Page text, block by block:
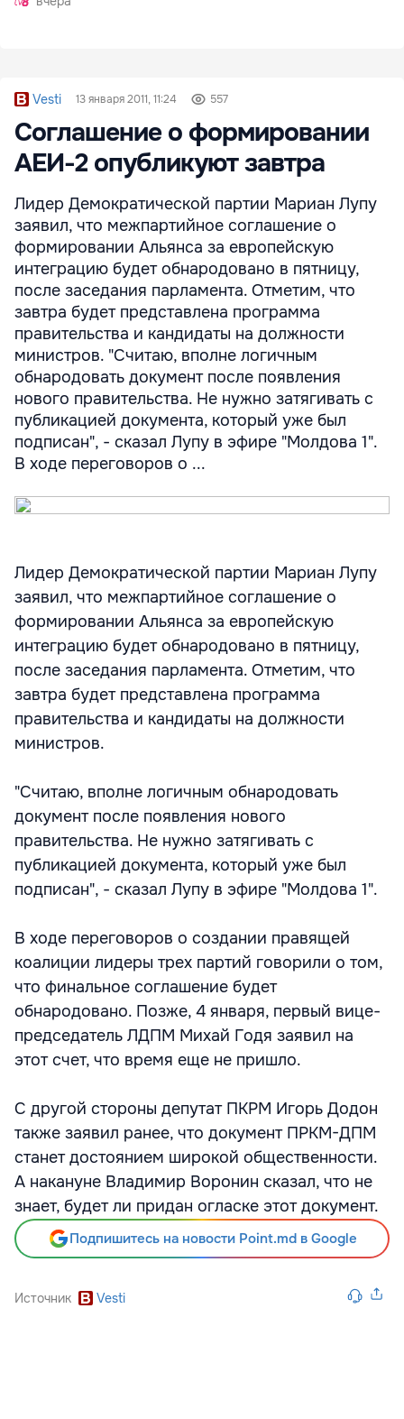
Vesti 13 января 2011, 11:24 557
Соглашение о формировании
АЕИ-2 опубликуют завтра
Лидер Демократической партии Мариан Лупу
заявил, что межпартийное соглашение о
формировании Альянса за европейскую
интеграцию будет обнародовано в пятницу,
после заседания парламента. Отметим, что
завтра будет представлена программа
правительства и кандидаты на должности
министров. "Считаю, вполне логичным
обнародовать документ после появления
нового правительства. Не нужно затягивать с
публикацией документа, который уже был
подписан", - сказал Лупу в эфире "Молдова 1".
В ходе переговоров о ...
Лидер Демократической партии Мариан Лупу
заявил, что межпартийное соглашение о
формировании Альянса за европейскую
интеграцию будет обнародовано в пятницу,
после заседания парламента. Отметим, что
завтра будет представлена программа
правительства и кандидаты на должности
министров.
"Считаю, вполне логичным обнародовать
документ после появления нового
правительства. Не нужно затягивать с
публикацией документа, который уже был
подписан", - сказал Лупу в эфире "Молдова 1".
В ходе переговоров о создании правящей
коалиции лидеры трех партий говорили о том,
что финальное соглашение будет
обнародовано. Позже, 4 января, первый вице-
председатель ЛДПМ Михай Годя заявил на
этот счет, что время еще не пришло.
С другой стороны депутат ПКРМ Игорь Додон
также заявил ранее, что документ ПРКМ-ДПМ
станет достоянием широкой общественности.
А накануне Владимир Воронин сказал, что не
знает, будет ли придан огласке этот документ.
Подпишитесь на новости Point.md в Google
Источник Vesti